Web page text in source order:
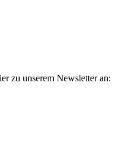
zu unserem Newsletter an: